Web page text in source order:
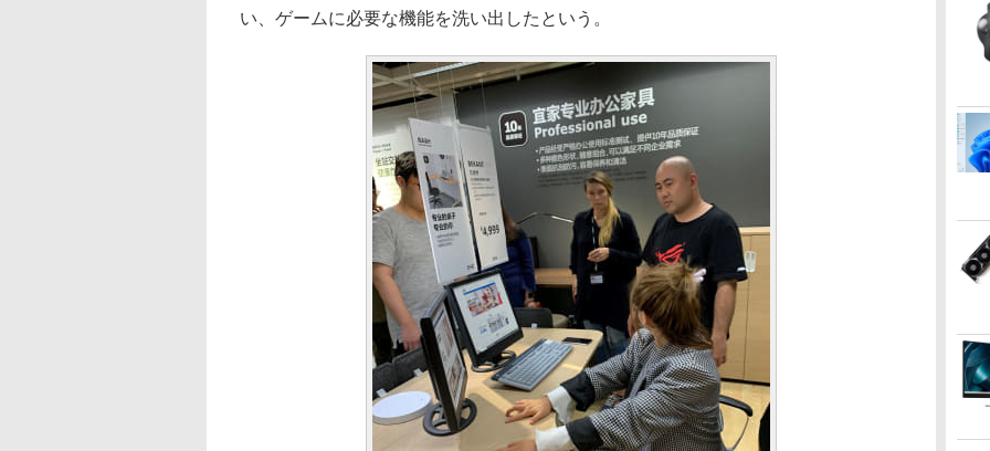
い、ゲームに必要な機能を洗い出したという。